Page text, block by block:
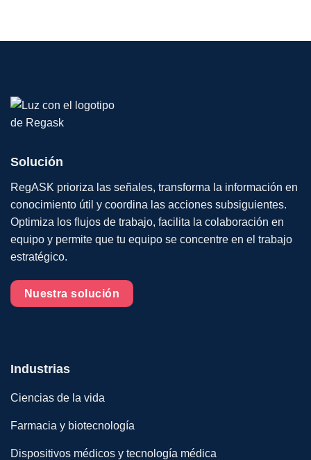
Solución
RegASK prioriza las señales, transforma la información en
conocimiento útil y coordina las acciones subsiguientes.
Optimiza los flujos de trabajo, facilita la colaboración en
equipo y permite que tu equipo se concentre en el trabajo
estratégico.
Nuestra solución
Industrias
Ciencias de la vida
Farmacia y biotecnología
Dispositivos médicos y tecnología médica